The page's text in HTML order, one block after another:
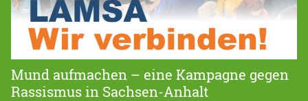
Mund aufmachen – eine Kampagne gegen
Rassismus in Sachsen-Anhalt